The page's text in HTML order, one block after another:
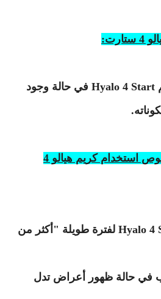
- لا يجب استخدام كريم Hyalo 4 Start في حالة وجود
تحذيرات وتنبيهات بخصوص استخدام كريم هيالو 4
- لا يستخدم كريم Hyalo 4 Start لفترة طويلة "أكثر من
في حالة ظهور أعراض تدل